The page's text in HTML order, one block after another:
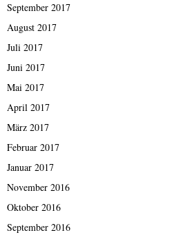
September 2017
August 2017
Juli 2017
Juni 2017
Mai 2017
April 2017
März 2017
Februar 2017
Januar 2017
November 2016
Oktober 2016
September 2016